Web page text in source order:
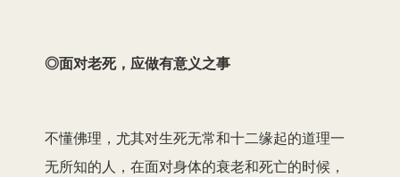
◎面对老死，应做有意义之事
不懂佛理，尤其对生死无常和十二缘起的道理一
无所知的人，在面对身体的衰老和死亡的时候，